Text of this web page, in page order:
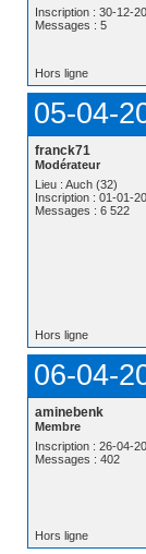
Inscription : 30-12-
Messages : 5
Hors ligne
05-04-
franck71
Modérateur
Lieu : Auch (32)
Inscription : 01-01-
Messages : 6 522
Hors ligne
06-04-
aminebenk
Membre
Inscription : 26-04-
Messages : 402
Hors ligne